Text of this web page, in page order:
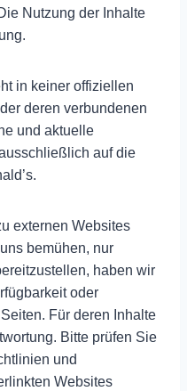
Nutzung der Inhalte
in keiner offiziellen
deren verbundenen
und aktuelle
auf die
externen Websites
bemühen, nur
haben wir
oder
Für deren Inhalte
Bitte prüfen Sie
und
Websites